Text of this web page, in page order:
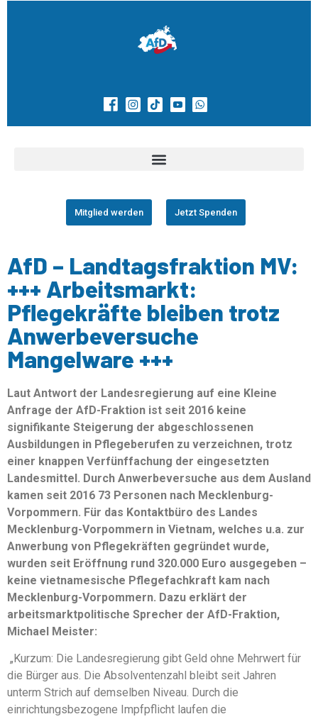
Mitglied werden Jetzt Spenden
AfD – Landtagsfraktion MV:
+++ Arbeitsmarkt:
Pflegekräfte bleiben trotz
Anwerbeversuche
Mangelware +++
Laut Antwort der Landesregierung auf eine Kleine
Anfrage der AfD-Fraktion ist seit 2016 keine
signifikante Steigerung der abgeschlossenen
Ausbildungen in Pflegeberufen zu verzeichnen, trotz
einer knappen Verfünffachung der eingesetzten
Landesmittel. Durch Anwerbeversuche aus dem Ausland
kamen seit 2016 73 Personen nach Mecklenburg-
Vorpommern. Für das Kontaktbüro des Landes
Mecklenburg-Vorpommern in Vietnam, welches u.a. zur
Anwerbung von Pflegekräften gegründet wurde,
wurden seit Eröffnung rund 320.000 Euro ausgegeben –
keine vietnamesische Pflegefachkraft kam nach
Mecklenburg-Vorpommern. Dazu erklärt der
arbeitsmarktpolitische Sprecher der AfD-Fraktion,
Michael Meister:
„Kurzum: Die Landesregierung gibt Geld ohne Mehrwert für
die Bürger aus. Die Absolventenzahl bleibt seit Jahren
unterm Strich auf demselben Niveau. Durch die
einrichtungsbezogene Impfpflicht laufen die